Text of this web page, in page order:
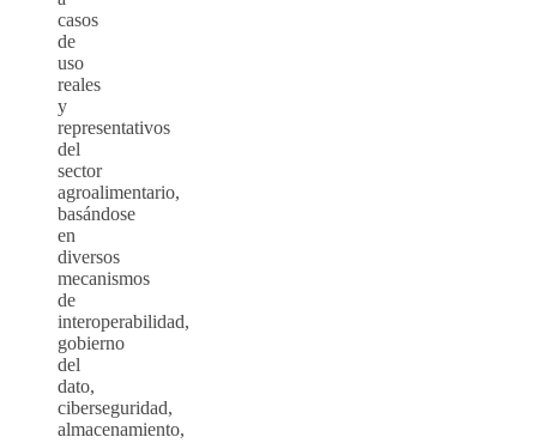
casos
de
uso
reales
y
representativos
del
sector
agroalimentario,
basándose
en
diversos
mecanismos
de
interoperabilidad,
gobierno
del
dato,
ciberseguridad,
almacenamiento,